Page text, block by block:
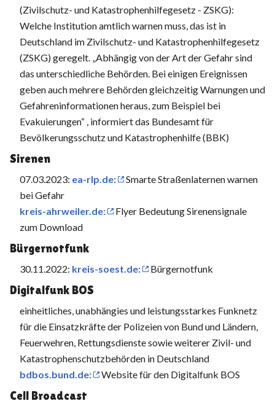
(Zivilschutz- und Katastrophenhilfegesetz - ZSKG):
Welche Institution amtlich warnen muss, das ist in
Deutschland im Zivilschutz- und Katastrophenhilfegesetz
(ZSKG) geregelt. „Abhängig von der Art der Gefahr sind
das unterschiedliche Behörden. Bei einigen Ereig­nissen
geben auch mehrere Behörden gleichzeitig Warnungen und
Gefahreninformationen heraus, zum Beispiel bei
Evakuierungen“ , informiert das Bundesamt für
Bevölkerungsschutz und Katastrophenhilfe (BBK)
Sirenen
07.03.2023: ea-rlp.de:
Smarte Straßenlaternen warnen
bei Gefahr
kreis-ahrweiler.de:
Flyer Bedeutung Sirenensignale
zum Download
Bürgernotfunk
30.11.2022: kreis-soest.de: Bürgernotfunk
Digital­funk BOS
einheitliches, unabhängies und leistungsstarkes Funknetz
für die Einsatzkräfte der Polizeien von Bund und Ländern,
Feuerwehren, Rettungsdienste sowie weiterer Zivil- und
Katastrophenschutzbehörden in Deutschland
bdbos.bund.de:
Website für den Digitalfunk BOS
Cell Broadcast